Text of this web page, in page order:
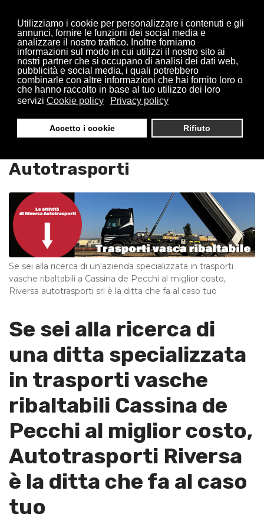
Utilizziamo i cookie per personalizzare i contenuti e gli
annunci, fornire le funzioni dei social media e
analizzare il nostro traffico. Inoltre forniamo
informazioni sul modo in cui utilizzi il nostro sito ai
nostri partner che si occupano di analisi dei dati web,
pubblicità e social media, i quali potrebbero
combinarle con altre informazioni che hai fornito loro o
che hanno raccolto in base al tuo utilizzo dei loro
servizi Cookie policy Privacy policy
Accetto i cookie Rifiuto
Trasporti Vasche Ribaltabili
Autotrasporti
Se sei alla ricerca di un'azienda specializzata in trasporti
vasche ribaltabili a Cassina de Pecchi al miglior costo,
Riversa autotrasporti srl è la ditta che fa al caso tuo
Se sei alla ricerca di
una ditta specializzata
in trasporti vasche
ribaltabili Cassina de
Pecchi al miglior costo,
Autotrasporti Riversa
è la ditta che fa al caso
tuo